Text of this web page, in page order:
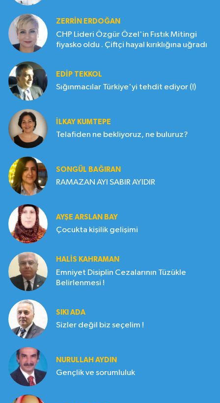
ZERRIN ERDOĞAN
CHP Lideri Özgür Özel'in Fıstık Mitingi
fiyasko oldu . Çiftçi hayal kırıklığına uğradı
EDIP TEKKOL
Sığınmacılar Türkiye'yi tehdit ediyor (!)
İLKAY KUMTEPE
Telafiden ne bekliyoruz, ne buluruz?
SONGÜL BAĞIRAN
RAMAZAN AYI SABIR AYIDIR
AYŞE ARSLAN BAY
Çocukta kişilik gelişimi
HALIS KAHRAMAN
Emniyet Disiplin Cezalarının Tüzükle
Belirlenmesi !
SIKI ADA
Sizler değil biz seçelim !
NURULLAH AYDIN
Gençlik ve sorumluluk